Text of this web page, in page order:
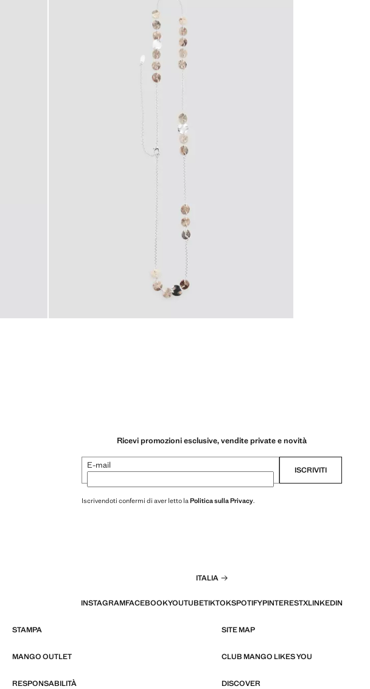
Ricevi promozioni esclusive, vendite private e novità
E-mail ISCRIVITI
Iscrivendoti confermi di aver letto laPolitica sulla Privacy.
ITALIA
INSTAGRAMFACEBOOKYOUTUBETIKTOKSPOTIFYPINTERESTXLINKEDIN
STAMPA SITE MAP
MANGO OUTLET CLUB MANGO LIKES YOU
RESPONSABILITÀ DISCOVER